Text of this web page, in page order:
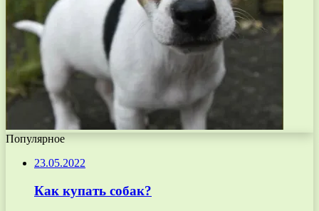
Популярное
23.05.2022
Как купать собак?